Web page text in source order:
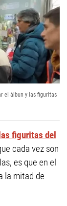
el álbun y las figuritas
figuritas del
cada vez son
es que en el
la mitad de